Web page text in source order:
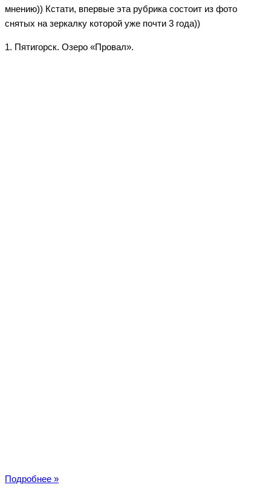
мнению)) Кстати, впервые эта рубрика состоит из фото
снятых на зеркалку которой уже почти 3 года))
1. Пятигорск. Озеро «Провал».
Подробнее »20